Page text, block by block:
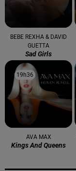
BEBE REXHA & DAVID
GUETTA
Sad Girls
19h36
19h36
AVA MAX
Kings And Queens